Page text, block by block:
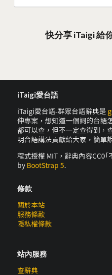
快分享 iTaigi 給
iTaigi愛台語
iTaigi愛台語-群眾台語辭典是
伸專案，想知道一個詞的台語
都可以查，但不一定查得到，
明台語講法貢獻給大家，簡單
程式授權 MIT，辭典內容CC0
by BootStrap 5.
條款
關於本站
服務條款
隱私權條款
站內服務
查辭典